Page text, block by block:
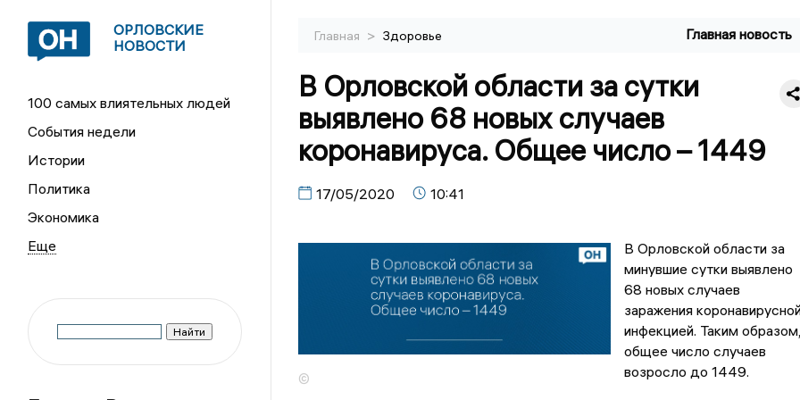
ОРЛОВСКИЕ
НОВОСТИ
100 самых влиятельных людей
События недели
Истории
Политика
Экономика
Главная > Здоровье Главная новость
В Орловской области за сутки
выявлено 68 новых случаев
коронавируса. Общее число – 1449
17/05/2020 10:41
©
В Орловской области за
минувшие сутки выявлено
68 новых случаев
заражения
инфекцией. Таким образом,
общее число случаев
возросло до 1449.